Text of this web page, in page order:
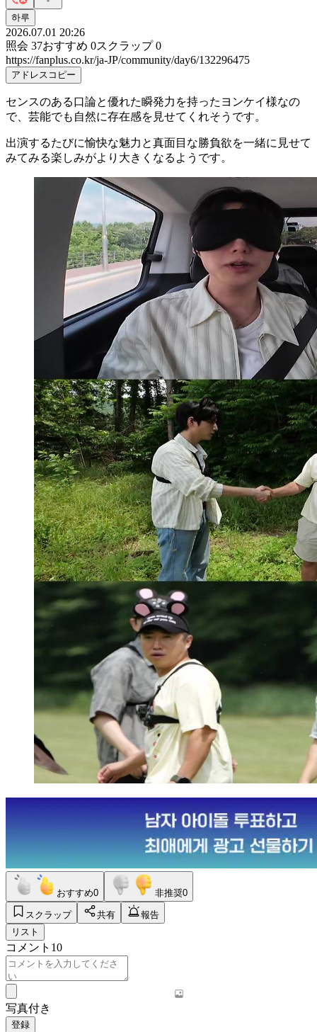
하루
2026.07.01 20:26
照会 37おすすめ 0スクラップ 0
https://fanplus.co.kr/ja-JP/community/day6/132296475
アドレスコピー
センスのある口論と優れた瞬発力を持ったヨンケイ様なの
で、芸能でも自然に存在感を見せてくれそうです。
出演するたびに愉快な魅力と真面目な勝負欲を一緒に見せて
みてみる楽しみがより大きくなるようです。
おすすめ0 非推奨0
スクラップ 共有
報告
リスト
コメント 10
写真付き
登録